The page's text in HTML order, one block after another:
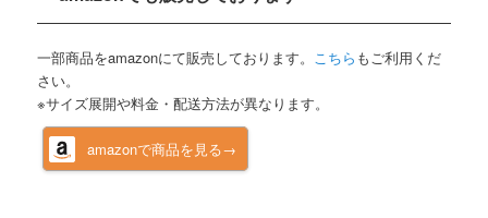
一部商品をamazonにて販売しております。 こちら もご利用くだ
さい。
※サイズ展開や料金・配送方法が異なります。
amazonで商品を見る→